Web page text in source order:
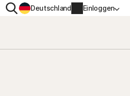
SuchenDeutschland Einloggen